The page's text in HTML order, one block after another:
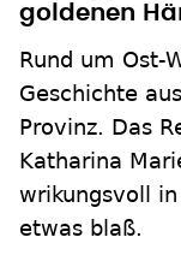
goldenen
Rund um Ost-
Geschichte
Provinz. Das
Katharina
wrikungsvoll
etwas blaß.